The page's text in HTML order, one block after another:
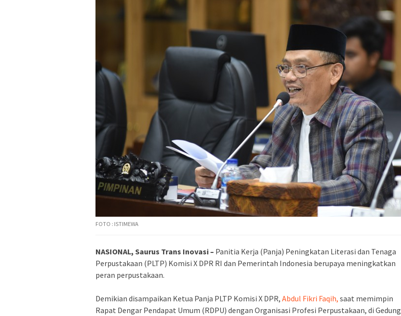
FOTO : ISTIMEWA
NASIONAL, Saurus Trans Inovasi – Panitia Kerja (Panja) Peningkatan Literasi dan Tenaga
Perpustakaan (PLTP) Komisi X DPR RI dan Pemerintah Indonesia berupaya meningkatkan
peran perpustakaan.
Demikian disampaikan Ketua Panja PLTP Komisi X DPR, Abdul Fikri Faqih, saat memimpin
Rapat Dengar Pendapat Umum (RDPU) dengan Organisasi Profesi Perpustakaan, di Gedung